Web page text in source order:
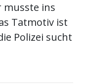
musste ins
Tatmotiv ist
Polizei sucht